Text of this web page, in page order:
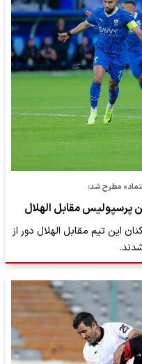
مطرح شد:
مقابل الهلال
این تیم مقابل الهلال دور از